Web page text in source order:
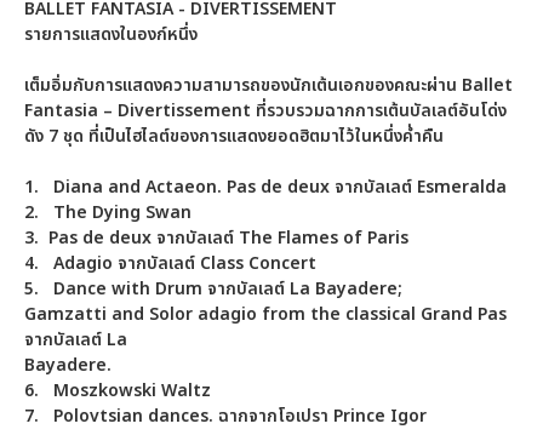
BALLET FANTASIA - DIVERTISSEMENT
รายการแสดงในองก์หนึ่ง
เต็มอิ่มกับการแสดงความสามารถของนักเต้นเอกของคณะผ่าน Ballet
Fantasia – Divertissement ที่รวบรวมฉากการเต้นบัลเลต์อันโด่ง
ดัง 7 ชุด ที่เป็นไฮไลต์ของการแสดงยอดฮิตมาไว้ในหนึ่งค่ำคืน
1.
Diana and Actaeon. Pas de deux จากบัลเลต์ Esmeralda
2.
The Dying Swan
3. Pas de deux จากบัลเลต์ The Flames of Paris
4.
Adagio จากบัลเลต์ Class Concert
5.
Dance with Drum จากบัลเลต์ La Bayadere;
Gamzatti and Solor adagio from the classical Grand Pas
จากบัลเลต์ La
Bayadere.
6.
Moszkowski Waltz
7.
Polovtsian dances. ฉากจากโอเปรา Prince Igor